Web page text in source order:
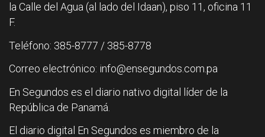
la Calle del Agua (al lado del Idaan), piso 11, oficina 11
F.
Teléfono: 385-8777 / 385-8778
Correo electrónico: info@ensegundos.com.pa
En Segundos es el diario nativo digital líder de la
República de Panamá.
El diario digital En Segundos es miembro de la